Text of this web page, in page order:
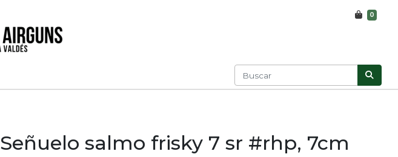
0
Señuelo salmo frisky 7 sr #rhp, 7cm